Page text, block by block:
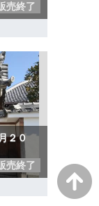
売終了
２０
売終了